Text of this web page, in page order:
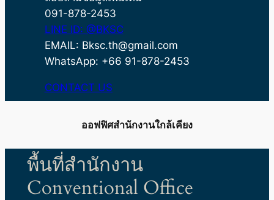
091-878-2453
LINE ID: @BKSC
EMAIL: Bksc.th@gmail.com
WhatsApp: +66 91-878-2453
CONTACT US
ออฟฟิศสำนักงานใกล้เคียง
พื้นที่สำนักงาน
Conventional Office